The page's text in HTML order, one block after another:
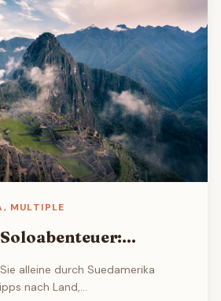
, MULTIPLE
alleine durch Suedamerika
nach Land,